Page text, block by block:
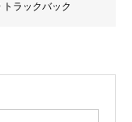
トラックバック